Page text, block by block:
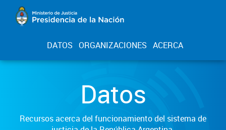
DATOS ORGANIZACIONES ACERCA
Datos
Recursos acerca del funcionamiento del sistema de